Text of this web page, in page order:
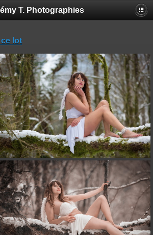
T. Photographies
lot